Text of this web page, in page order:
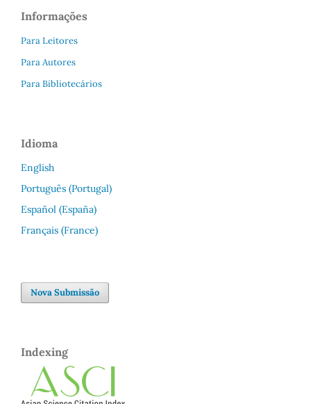
Informações
Para Leitores
Para Autores
Para Bibliotecários
Idioma
English
Português (Portugal)
Español (España)
Français (France)
Nova Submissão
Indexing